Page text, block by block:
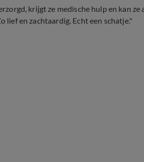
krijgt ze medische hulp en kan
lief en zachtaardig. Echt een schatje."